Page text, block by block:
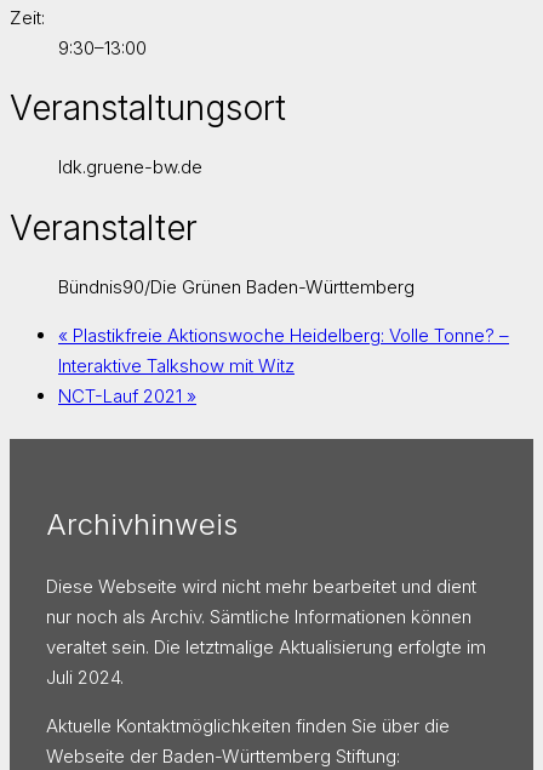
Zeit:
9:30–13:00
Veranstaltungsort
ldk.gruene-bw.de
Veranstalter
Bündnis90/Die Grünen Baden-Württemberg
« Plastikfreie Aktionswoche Heidelberg: Volle Tonne? –
Interaktive Talkshow mit Witz
NCT-Lauf 2021 »
Archivhinweis
Diese Webseite wird nicht mehr bearbeitet und dient
nur noch als Archiv. Sämtliche Informationen können
veraltet sein. Die letztmalige Aktualisierung erfolgte im
Juli 2024.
Aktuelle Kontaktmöglichkeiten finden Sie über die
Webseite der Baden-Württemberg Stiftung: